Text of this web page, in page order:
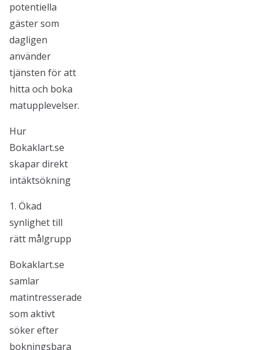
potentiella
gäster som
dagligen
använder
tjänsten för att
hitta och boka
matupplevelser.
Hur
Bokaklart.se
skapar direkt
intäktsökning
1. Ökad
synlighet till
rätt målgrupp
Bokaklart.se
samlar
matintresserade
som aktivt
söker efter
bokningsbara